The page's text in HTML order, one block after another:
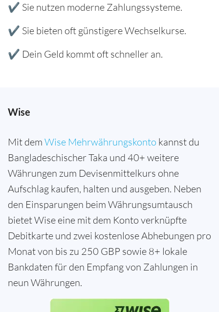
✔ Sie nutzen moderne Zahlungssysteme.
✔ Sie bieten oft günstigere Wechselkurse.
✔ Dein Geld kommt oft schneller an.
Wise
Mit dem Wise Mehrwährungskonto kannst du
Bangladeschischer Taka und 40+ weitere
Währungen zum Devisenmittelkurs ohne
Aufschlag kaufen, halten und ausgeben. Neben
den Einsparungen beim Währungsumtausch
bietet Wise eine mit dem Konto verknüpfte
Debitkarte und zwei kostenlose Abhebungen pro
Monat von bis zu 250 GBP sowie 8+ lokale
Bankdaten für den Empfang von Zahlungen in
neun Währungen.